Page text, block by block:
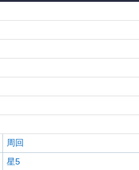
周回
星5